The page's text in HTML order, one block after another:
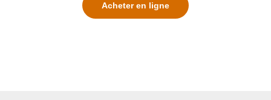
Acheter en ligne